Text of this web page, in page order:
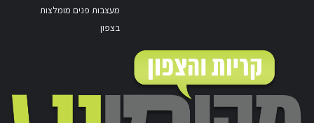
מעצבות פנים מומלצות
בצפון